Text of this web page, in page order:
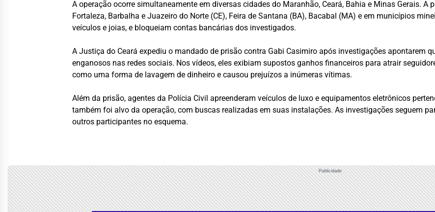
A operação ocorre simultaneamente em diversas cidades do Maranhão, Ceará, Bahia e Minas Gerais.
Fortaleza, Barbalha e Juazeiro do Norte (CE), Feira de Santana (BA), Bacabal (MA) e em municípios
veículos e joias, e bloqueiam contas bancárias dos investigados.
A Justiça do Ceará expediu o mandado de prisão contra Gabi Casimiro após investigações apontarem
enganosos nas redes sociais. Nos vídeos, eles exibiam supostos ganhos financeiros para atrair
como uma forma de lavagem de dinheiro e causou prejuízos a inúmeras vítimas.
Além da prisão, agentes da Polícia Civil apreenderam veículos de luxo e equipamentos eletrônicos
também foi alvo da operação, com buscas realizadas em suas instalações. As investigações seguem
outros participantes no esquema.
Publicidade